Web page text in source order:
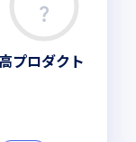
プロダクト